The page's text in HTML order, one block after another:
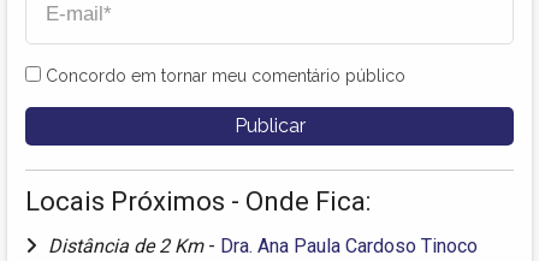
Concordo em tornar meu comentário público
Locais Próximos - Onde Fica:
Distância de 2 Km - Dra. Ana Paula Cardoso Tinoco